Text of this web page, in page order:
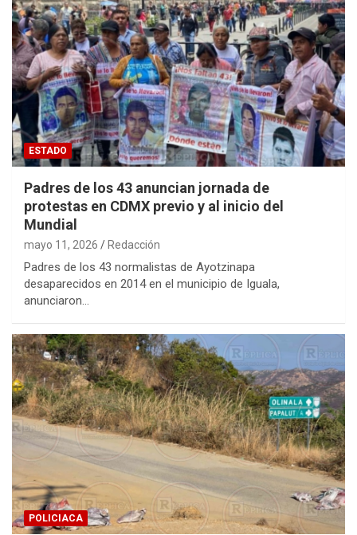
ESTADO
Padres de los 43 anuncian jornada de
protestas en CDMX previo y al inicio del
Mundial
mayo 11, 2026 Redacción
Padres de los 43 normalistas de Ayotzinapa
desaparecidos en 2014 en el municipio de Iguala,
anunciaron…
POLICIACA